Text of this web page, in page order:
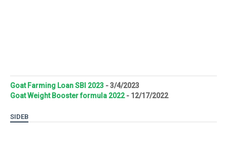
Goat Farming Loan SBI 2023 - 3/4/2023
Goat Weight Booster formula 2022- 12/17/2022
SIDEB